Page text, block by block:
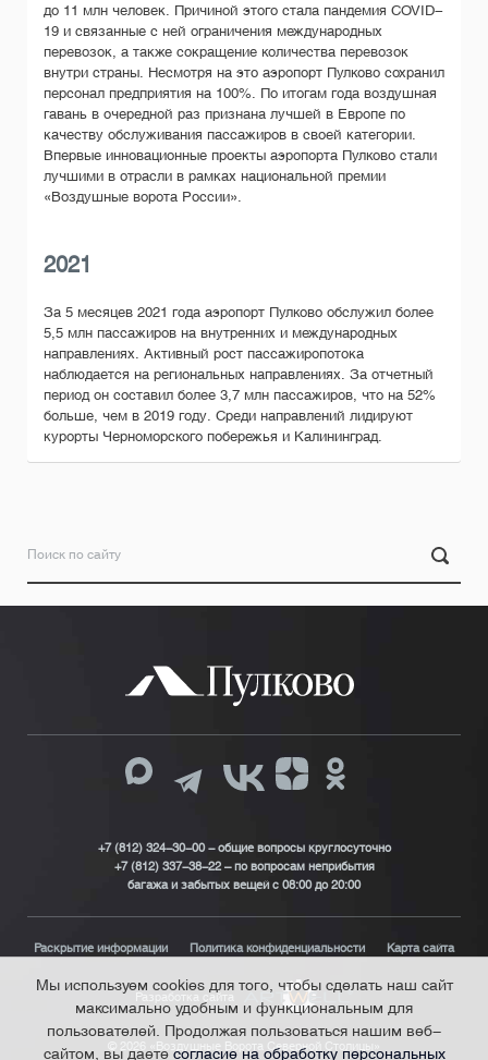
до 11 млн человек. Причиной этого стала пандемия COVID-
19 и связанные с ней ограничения международных
перевозок, а также сокращение количества перевозок
внутри страны. Несмотря на это аэропорт Пулково сохранил
персонал предприятия на 100%. По итогам года воздушная
гавань в очередной раз признана лучшей в Европе по
качеству обслуживания пассажиров в своей категории.
Впервые инновационные проекты аэропорта Пулково стали
лучшими в отрасли в рамках национальной премии
«Воздушные ворота России».
2021
За 5 месяцев 2021 года аэропорт Пулково обслужил более
5,5 млн пассажиров на внутренних и международных
направлениях. Активный рост пассажиропотока
наблюдается на региональных направлениях. За отчетный
период он составил более 3,7 млн пассажиров, что на 52%
больше, чем в 2019 году. Среди направлений лидируют
курорты Черноморского побережья и Калининград.
+7 (812) 324-30-00 - общие вопросы круглосуточно
+7 (812) 337-38-22 – по вопросам неприбытия
багажа и забытых вещей с 08:00 до 20:00
Раскрытие информации Политика конфиденциальности Карта сайта
Разработка сайта
© 2026 «Воздушные Ворота Северной Столицы»
Мы используем cookies для того, чтобы сделать наш сайт
максимально удобным и функциональным для
пользователей. Продолжая пользоваться нашим веб-
сайтом, вы даетесогласие на обработку персональных